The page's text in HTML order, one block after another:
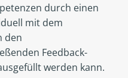
durch einen
mit dem
den
Feedback-
werden kann.